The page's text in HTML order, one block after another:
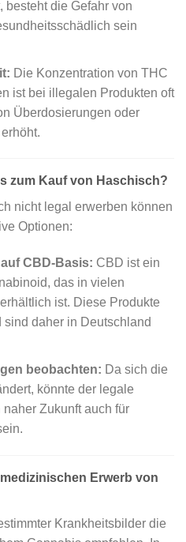
besteht die Gefahr von
sein
Die Konzentration von THC
ist bei illegalen Produkten oft
Überdosierungen oder
zum Kauf von Haschisch?
nicht legal erwerben können
Optionen:
CBD-Basis: CBD ist ein
das in vielen
ist. Diese Produkte
daher in Deutschland
beobachten: Da sich die
könnte der legale
Zukunft auch für
Erwerb von
Krankheitsbilder die